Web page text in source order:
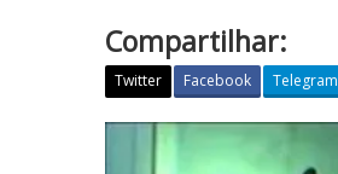
Compartilhar:
Twitter Facebook Telegram
0